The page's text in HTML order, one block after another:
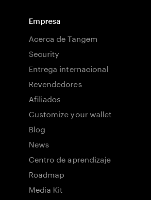
Empresa
Acerca de Tangem
Security
Entrega internacional
Revendedores
Afiliados
Customize your wallet
Blog
News
Centro de aprendizaje
Roadmap
Media Kit